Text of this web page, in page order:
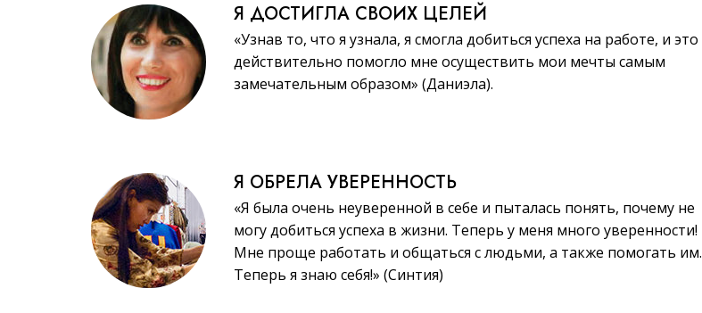
Я ДОСТИГЛА СВОИХ ЦЕЛЕЙ
«Узнав то, что я узнала, я смогла добиться успеха на работе, и это
действительно помогло мне осуществить мои мечты самым
замечательным образом» (Даниэла).
Я ОБРЕЛА УВЕРЕННОСТЬ
«Я была очень неуверенной в себе и пыталась понять, почему не
могу добиться успеха в жизни. Теперь у меня много уверенности!
Мне проще работать и общаться с людьми, а также помогать им.
Теперь я знаю себя!» (Синтия)